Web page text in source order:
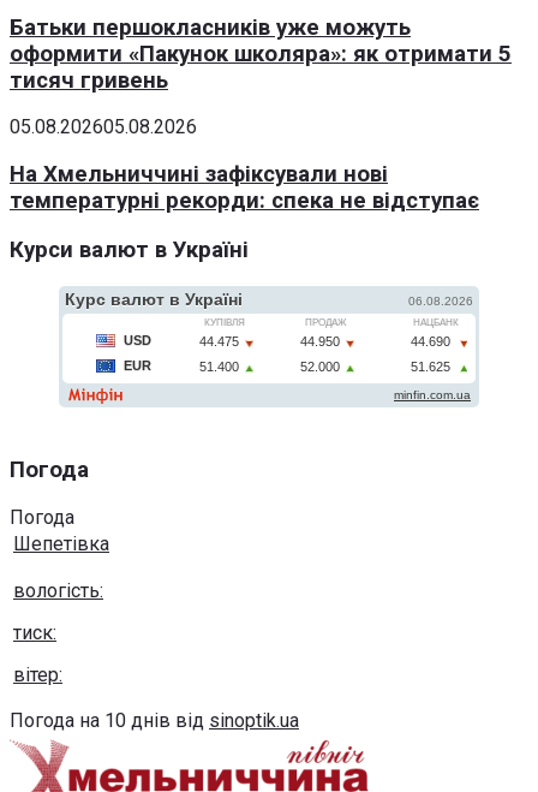
Батьки першокласників уже можуть
оформити «Пакунок школяра»: як отримати 5
тисяч гривень
05.08.202605.08.2026
На Хмельниччині зафіксували нові
температурні рекорди: спека не відступає
Курси валют в Україні
Погода
Погода
Шепетівка
вологість:
тиск:
вітер:
Погода на 10 днів від sinoptik.ua